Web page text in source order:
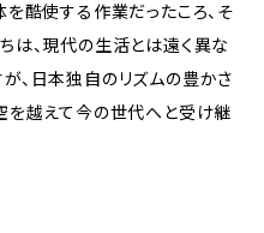
酷使する作業だったころ、そ
は、現代の生活とは遠く異な
、日本独自のリズムの豊かさ
を越えて今の世代へと受け継